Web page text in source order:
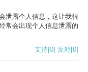
泄露个人信息，这让我很
常会出现个人信息泄露的
支持[0] 反对[0]